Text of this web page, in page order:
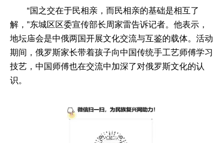
“国之交在于民相亲，而民相亲的基础是相互了
解，”东城区区委宣传部长周家雷告诉记者。他表示，
地坛庙会是中俄两国开展文化交流与互鉴的载体。活动
期间，俄罗斯家长带着孩子向中国传统手工艺师傅学习
技艺，中国师傅也在交流中加深了对俄罗斯文化的认
识。